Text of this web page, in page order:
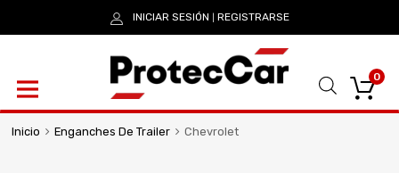
INICIAR SESIÓN REGISTRARSE
0
Inicio Enganches De Trailer Chevrolet